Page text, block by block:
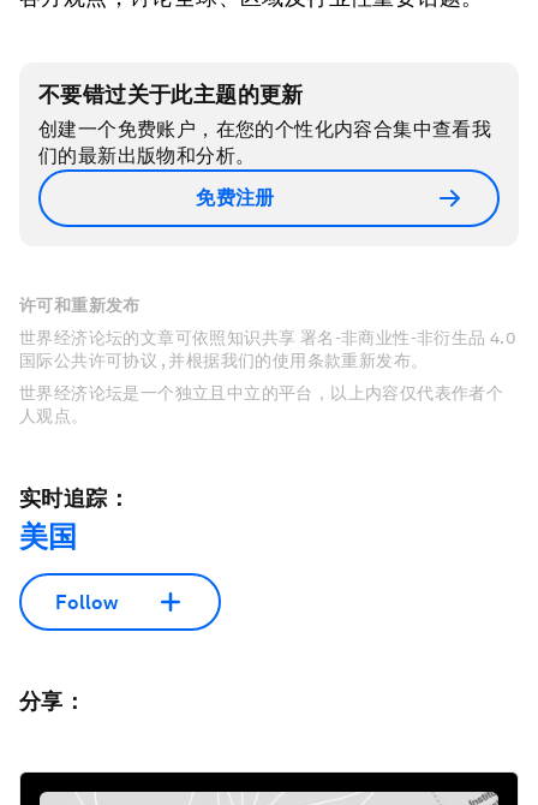
不要错过关于此主题的更新
创建一个免费账户，在您的个性化内容合集中查看我
们的最新出版物和分析。
免费注册
许可和重新发布
世界经济论坛的文章可依照知识共享 署名-非商业性-非衍生品 4.0
国际公共许可协议 , 并根据我们的使用条款重新发布。
世界经济论坛是一个独立且中立的平台，以上内容仅代表作者个
人观点。
实时追踪：
美国
Follow
分享：